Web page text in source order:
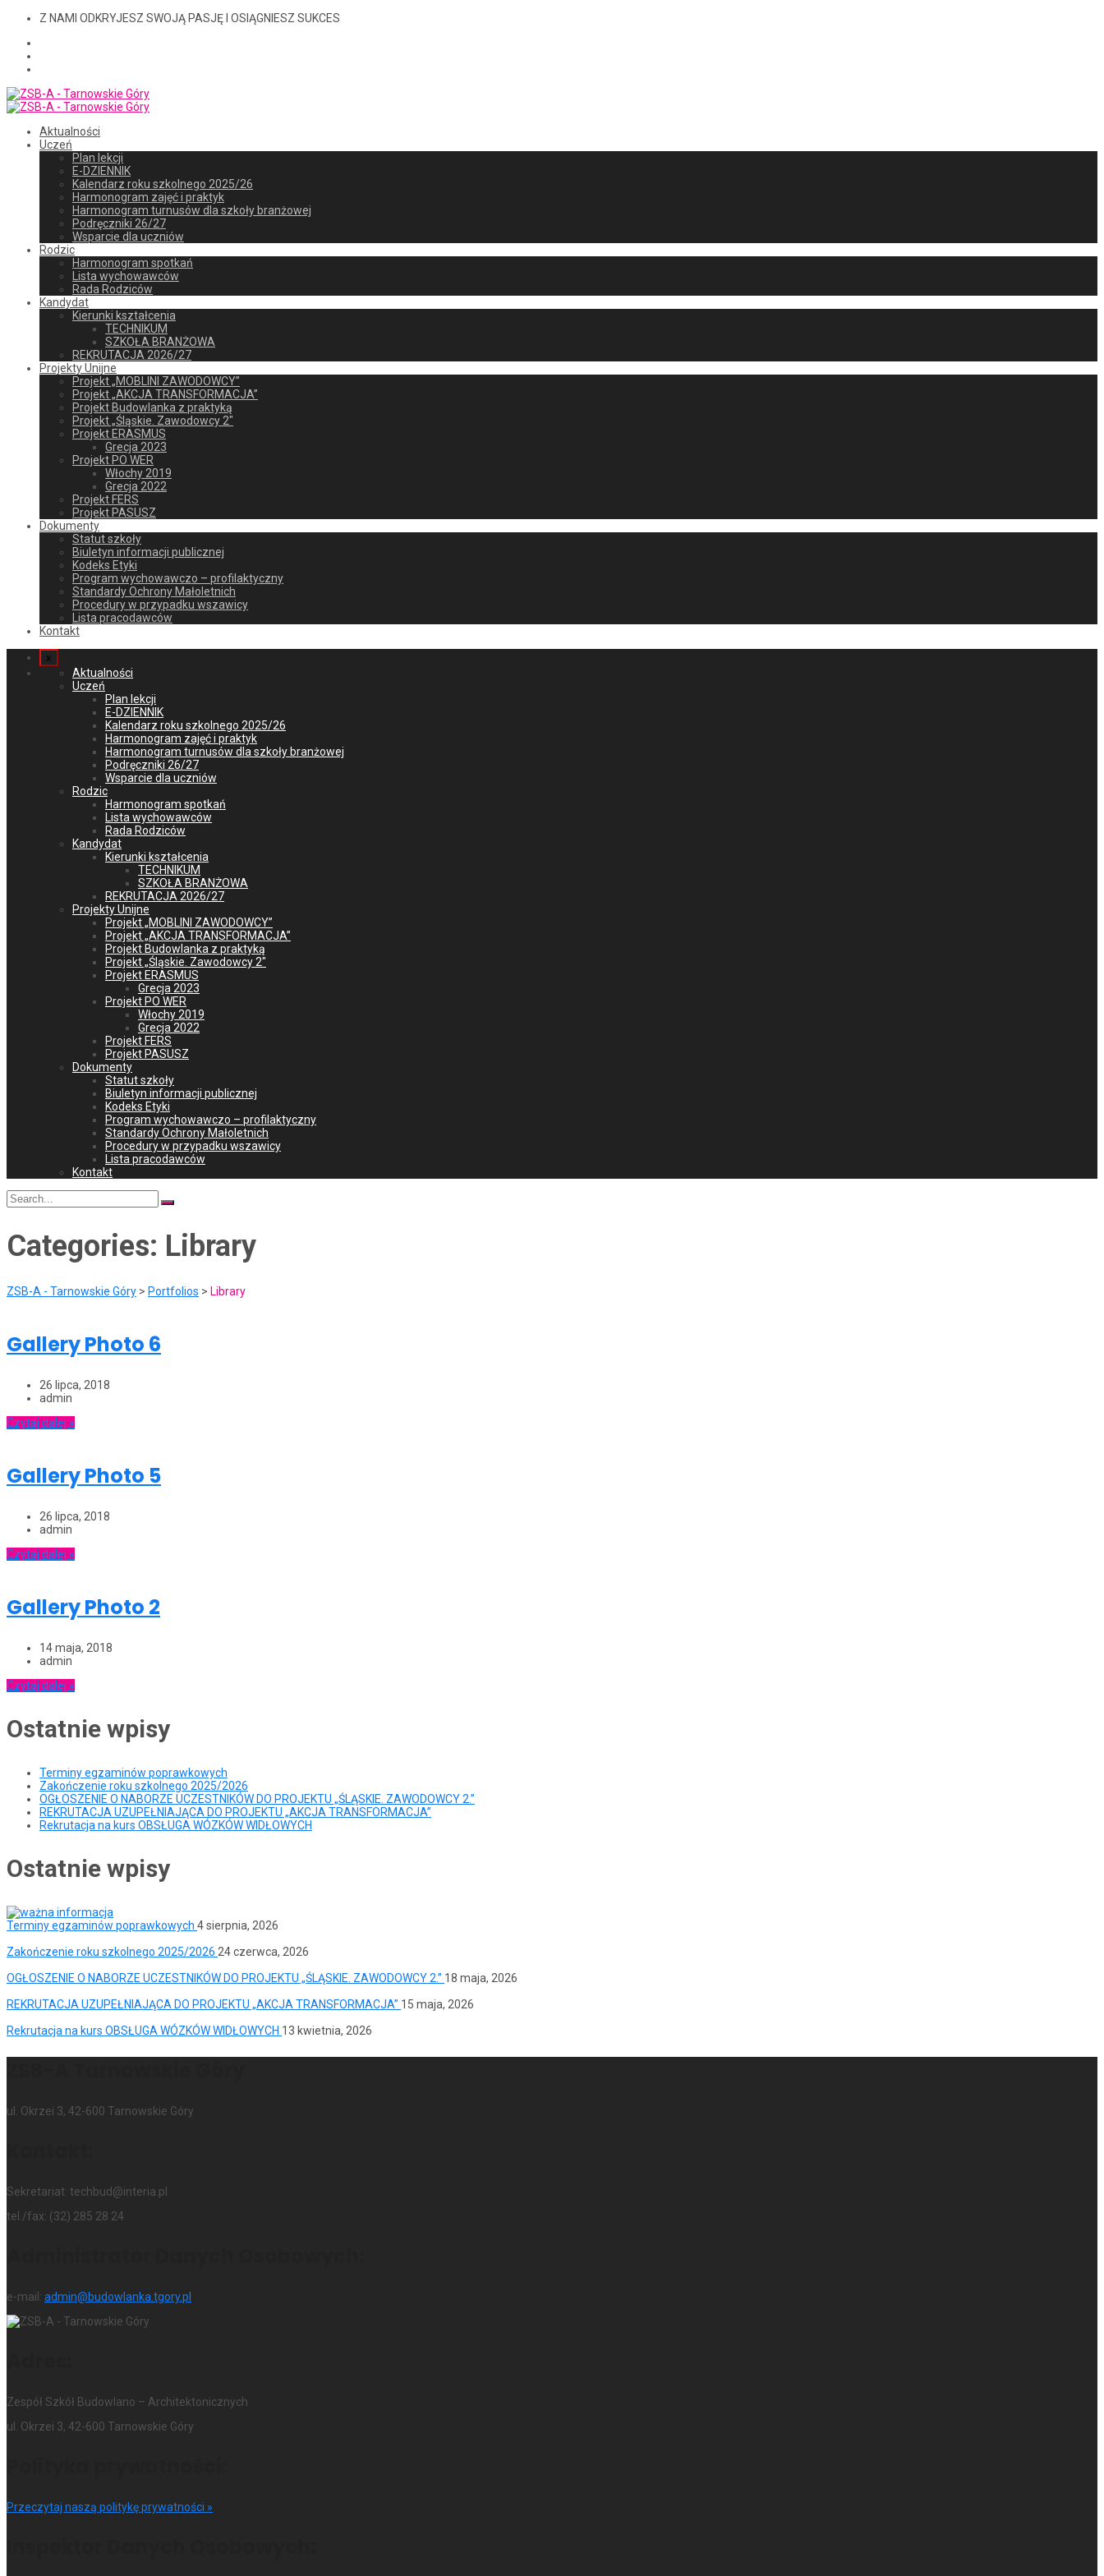
Z NAMI ODKRYJESZ SWOJĄ PASJĘ I OSIĄGNIESZ SUKCES
Aktualności
Uczeń
Plan lekcji
E-DZIENNIK
Kalendarz roku szkolnego 2025/26
Harmonogram zajęć i praktyk
Harmonogram turnusów dla szkoły branżowej
Podręczniki 26/27
Wsparcie dla uczniów
Rodzic
Harmonogram spotkań
Lista wychowawców
Rada Rodziców
Kandydat
Kierunki kształcenia
TECHNIKUM
SZKOŁA BRANŻOWA
REKRUTACJA 2026/27
Projekty Unijne
Projekt „MOBLINI ZAWODOWCY”
Projekt „AKCJA TRANSFORMACJA”
Projekt Budowlanka z praktyką
Projekt „Śląskie. Zawodowcy 2″
Projekt ERASMUS
Grecja 2023
Projekt PO WER
Włochy 2019
Grecja 2022
Projekt FERS
Projekt PASUSZ
Dokumenty
Statut szkoły
Biuletyn informacji publicznej
Kodeks Etyki
Program wychowawczo – profilaktyczny
Standardy Ochrony Małoletnich
Procedury w przypadku wszawicy
Lista pracodawców
Kontakt
x
Aktualności
Uczeń
Plan lekcji
E-DZIENNIK
Kalendarz roku szkolnego 2025/26
Harmonogram zajęć i praktyk
Harmonogram turnusów dla szkoły branżowej
Podręczniki 26/27
Wsparcie dla uczniów
Rodzic
Harmonogram spotkań
Lista wychowawców
Rada Rodziców
Kandydat
Kierunki kształcenia
TECHNIKUM
SZKOŁA BRANŻOWA
REKRUTACJA 2026/27
Projekty Unijne
Projekt „MOBLINI ZAWODOWCY”
Projekt „AKCJA TRANSFORMACJA”
Projekt Budowlanka z praktyką
Projekt „Śląskie. Zawodowcy 2″
Projekt ERASMUS
Grecja 2023
Projekt PO WER
Włochy 2019
Grecja 2022
Projekt FERS
Projekt PASUSZ
Dokumenty
Statut szkoły
Biuletyn informacji publicznej
Kodeks Etyki
Program wychowawczo – profilaktyczny
Standardy Ochrony Małoletnich
Procedury w przypadku wszawicy
Lista pracodawców
Kontakt
Search
for:
Categories: Library
ZSB-A - Tarnowskie Góry > Portfolios > Library
Gallery Photo 6
26 lipca, 2018
admin
Czytaj dalej »
Gallery Photo 5
26 lipca, 2018
admin
Czytaj dalej »
Gallery Photo 2
14 maja, 2018
admin
Czytaj dalej »
Ostatnie wpisy
Terminy egzaminów poprawkowych
Zakończenie roku szkolnego 2025/2026
OGŁOSZENIE O NABORZE UCZESTNIKÓW DO PROJEKTU „ŚLĄSKIE. ZAWODOWCY 2.”
REKRUTACJA UZUPEŁNIAJĄCA DO PROJEKTU „AKCJA TRANSFORMACJA”
Rekrutacja na kurs OBSŁUGA WÓZKÓW WIDŁOWYCH
Ostatnie wpisy
Terminy egzaminów poprawkowych 4 sierpnia, 2026
Zakończenie roku szkolnego 2025/2026 24 czerwca, 2026
OGŁOSZENIE O NABORZE UCZESTNIKÓW DO PROJEKTU „ŚLĄSKIE. ZAWODOWCY 2.” 18 maja, 2026
REKRUTACJA UZUPEŁNIAJĄCA DO PROJEKTU „AKCJA TRANSFORMACJA” 15 maja, 2026
Rekrutacja na kurs OBSŁUGA WÓZKÓW WIDŁOWYCH 13 kwietnia, 2026
ul. Okrzei 3, 42-600 Tarnowskie Góry
Sekretariat: techbud@interia.pl
tel./fax: (32) 285 28 24
e-mail: admin@budowlanka.tgory.pl
Zespół Szkół Budowlano – Architektonicznych
ul. Okrzei 3, 42-600 Tarnowskie Góry
Przeczytaj naszą politykę prywatności »